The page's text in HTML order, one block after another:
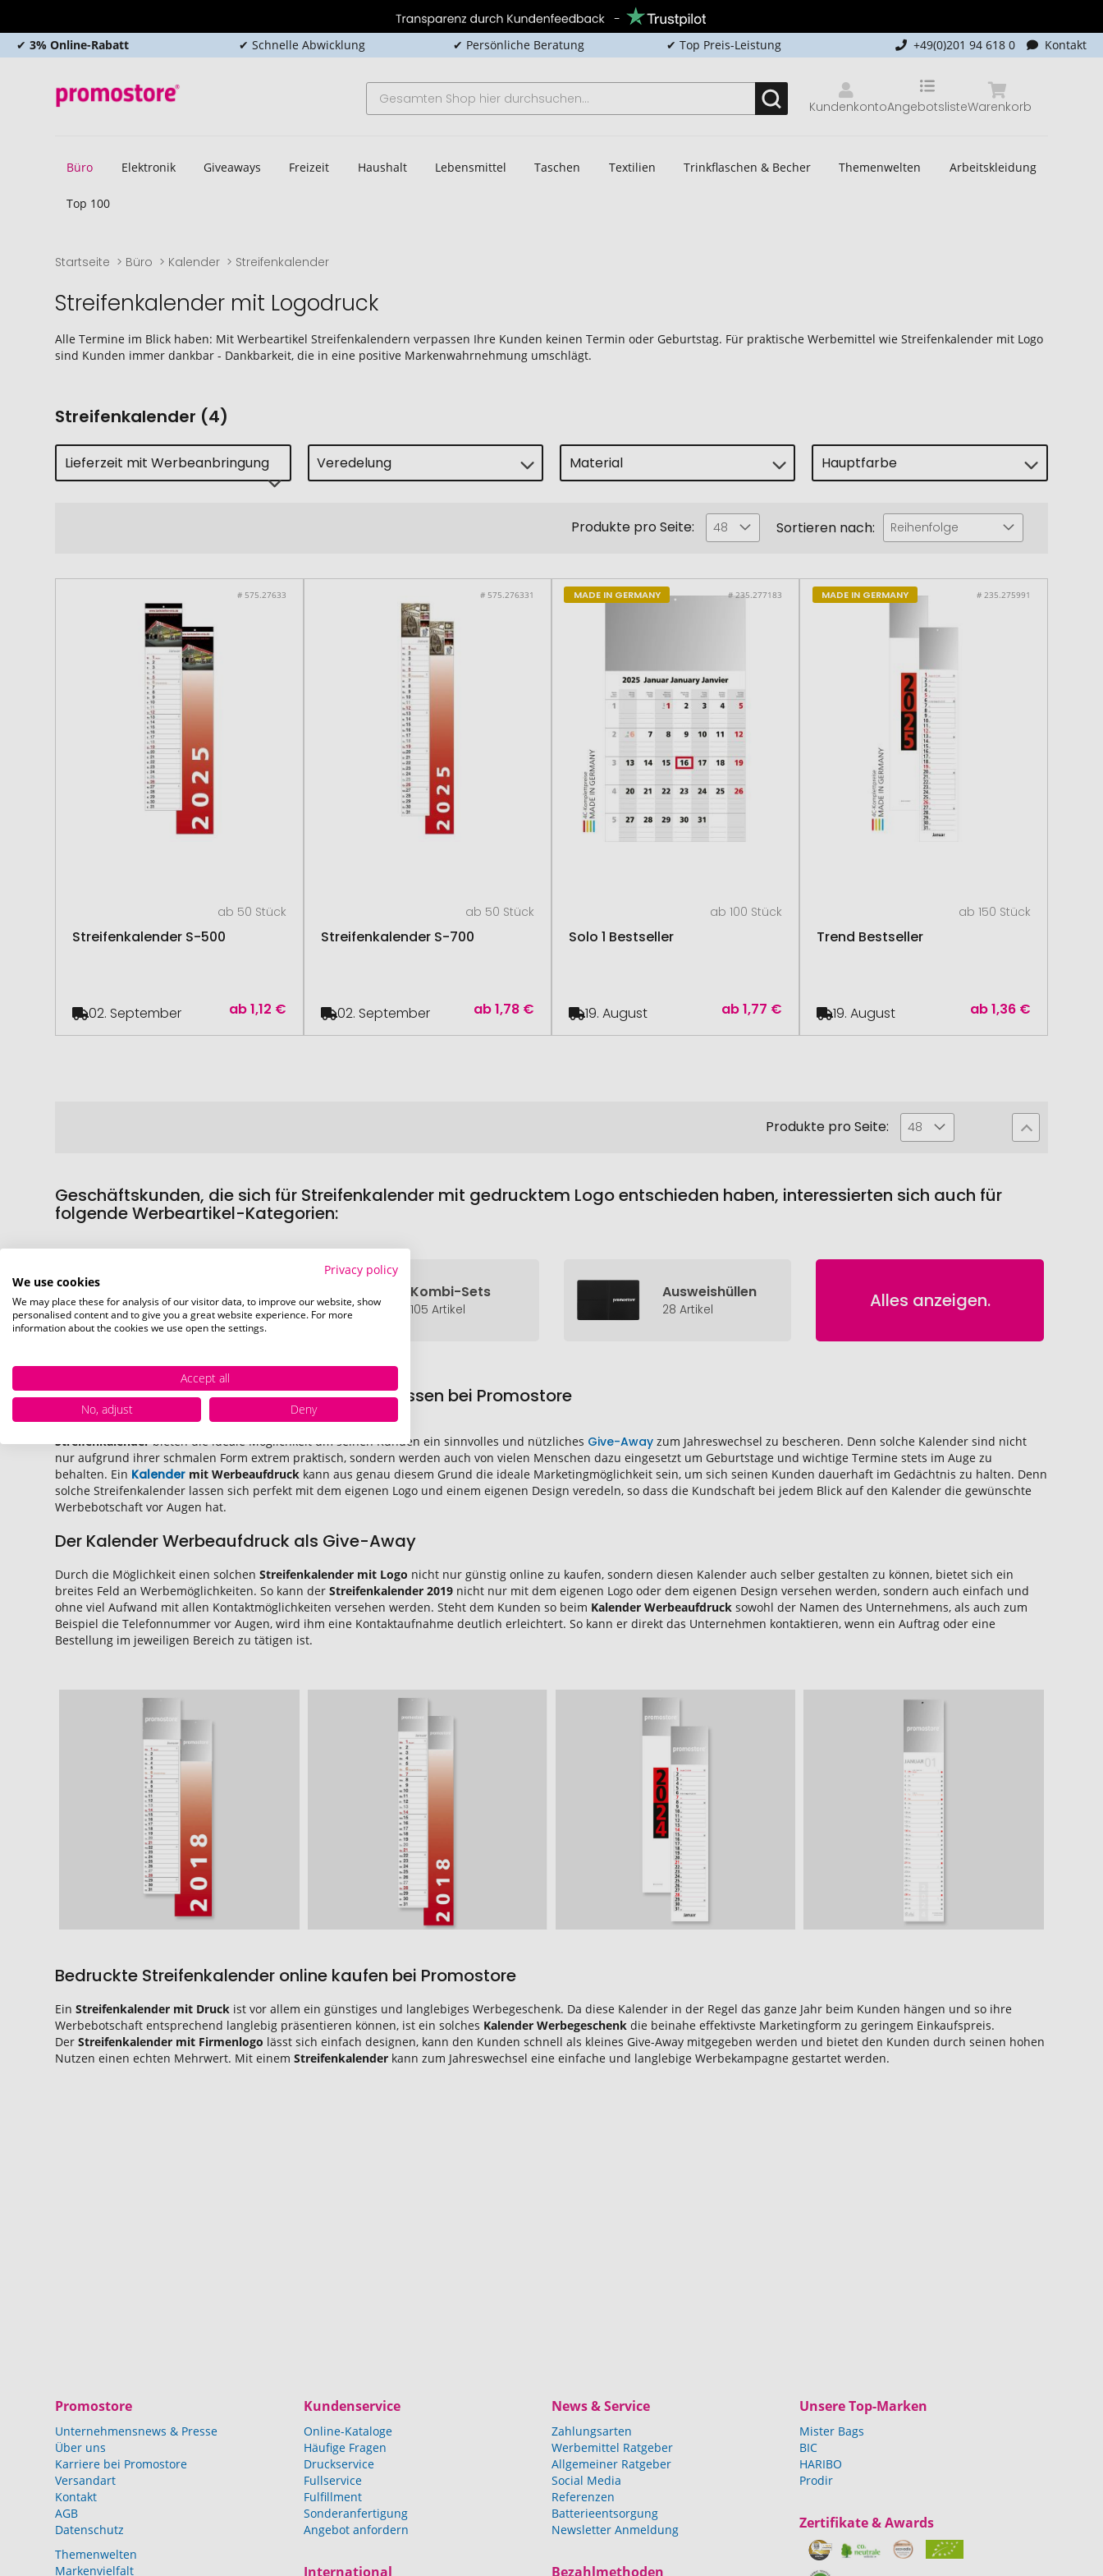
✔ 3% Online-Rabatt ✔ Schnelle Abwicklung ✔ Persönliche Beratung ✔ Top Preis-Leistung +49(0)201 94 618 0 Kontakt
Kundenkonto Warenkorb
Angebotsliste
Büro Elektronik Giveaways Freizeit Haushalt Lebensmittel Taschen Textilien Trinkflaschen & Becher Themenwelten Arbeitskleidung
Top 100
Startseite Büro Kalender Streifenkalender
Streifenkalender mit Logodruck
Alle Termine im Blick haben: Mit Werbeartikel Streifenkalendern verpassen Ihre Kunden keinen Termin oder Geburtstag. Für praktische Werbemittel wie Streifenkalender mit Logo
sind Kunden immer dankbar - Dankbarkeit, die in eine positive Markenwahrnehmung umschlägt.
Streifenkalender (4)
Lieferzeit mit Werbeanbringung Veredelung Material Hauptfarbe
Produkte pro Seite: 48 Sortieren nach: Reihenfolge
# 575.27633
ab 50 Stück
Streifenkalender S-500
ab1,12 €
02. September
# 575.276331
ab 50 Stück
Streifenkalender S-700
ab1,78 €
02. September
MADE IN GERMANY # 235.277183
ab 100 Stück
Solo 1 Bestseller
ab1,77 €
19. August
MADE IN GERMANY # 235.275991
ab 150 Stück
Trend Bestseller
ab1,36 €
19. August
Produkte pro Seite: 48
Geschäftskunden, die sich für Streifenkalender mit gedrucktem Logo entschieden haben, interessierten sich auch für
folgende Werbeartikel-Kategorien:
144 Artikel
Kombi-Sets
105 Artikel
Ausweishüllen
28 Artikel Alles anzeigen.
Streifenkalender Werbeartikel bedrucken lassen bei Promostore
Streifenkalenderbieten die ideale Möglichkeit um seinen Kunden ein sinnvolles und nützliches Give-Away zum Jahreswechsel zu bescheren. Denn solche Kalender sind nicht
nur aufgrund ihrer schmalen Form extrem praktisch, sondern werden auch von vielen Menschen dazu eingesetzt um Geburtstage und wichtige Termine stets im Auge zu
behalten. Ein Kalender mit Werbeaufdruck kann aus genau diesem Grund die ideale Marketingmöglichkeit sein, um sich seinen Kunden dauerhaft im Gedächtnis zu halten. Denn
solche Streifenkalender lassen sich perfekt mit dem eigenen Logo und einem eigenen Design veredeln, so dass die Kundschaft bei jedem Blick auf den Kalender die gewünschte
Werbebotschaft vor Augen hat.
Der Kalender Werbeaufdruck als Give-Away
Durch die Möglichkeit einen solchenStreifenkalender mit Logo nicht nur günstig online zu kaufen, sondern diesen Kalender auch selber gestalten zu können, bietet sich ein
breites Feld an Werbemöglichkeiten. So kann derStreifenkalender 2019 nicht nur mit dem eigenen Logo oder dem eigenen Design versehen werden, sondern auch einfach und
ohne viel Aufwand mit allen Kontaktmöglichkeiten versehen werden. Steht dem Kunden so beim Kalender Werbeaufdruck sowohl der Namen des Unternehmens, als auch zum
Beispiel die Telefonnummer vor Augen, wird ihm eine Kontaktaufnahme deutlich erleichtert. So kann er direkt das Unternehmen kontaktieren, wenn ein Auftrag oder eine
Bestellung im jeweiligen Bereich zu tätigen ist.
Bedruckte Streifenkalender online kaufen bei Promostore
EinStreifenkalender mit Druck ist vor allem ein günstiges und langlebiges Werbegeschenk. Da diese Kalender in der Regel das ganze Jahr beim Kunden hängen und so ihre
Werbebotschaft entsprechend langlebig präsentieren können, ist ein solches Kalender Werbegeschenk die beinahe effektivste Marketingform zu geringem Einkaufspreis.
DerStreifenkalender mit Firmenlogo lässt sich einfach designen, kann den Kunden schnell als kleines Give-Away mitgegeben werden und bietet den Kunden durch seinen hohen
Nutzen einen echten Mehrwert. Mit einemStreifenkalender kann zum Jahreswechsel eine einfache und langlebige Werbekampagne gestartet werden.
Promostore
Unternehmensnews & Presse
Über uns
Karriere bei Promostore
Versandart
Kontakt
AGB
Datenschutz
Themenwelten
Markenvielfalt
Kundenservice
Online-Kataloge
Häufige Fragen
Druckservice
Fullservice
Fulfillment
Sonderanfertigung
Angebot anfordern
International
News & Service
Zahlungsarten
Werbemittel Ratgeber
Allgemeiner Ratgeber
Social Media
Referenzen
Batterieentsorgung
Newsletter Anmeldung
Bezahlmethoden
Unsere Top-Marken
Mister Bags
BIC
HARIBO
Prodir
Zertifikate & Awards
Privacy policy
We use cookies
We may place these for analysis of our visitor data, to improve our website, show
personalised content and to give you a great website experience. For more
information about the cookies we use open the settings.
Accept all
No, adjust
Deny